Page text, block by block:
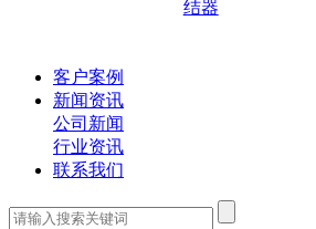
结器
客户案例
新闻资讯
公司新闻
行业资讯
联系我们